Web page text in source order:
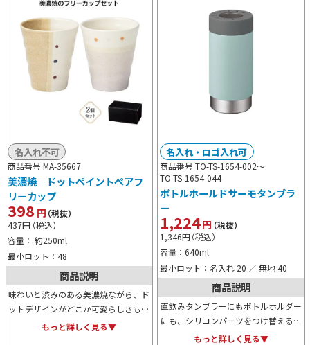
商品番号 MA-35667
美濃焼 ドットペイントペアフ
リーカップ
398 円（税抜）
437円（税込）
容量： 約250ml
最小ロット：48
名入れ不可
商品説明
味わいと渋みのある美濃焼ながら、ド
ットデザインがどこか可愛らしさも感
じさせるフリーカップの2個セットで
もっと詳しく見る▼
商品番号 TO-TS-1654-002～
TO-TS-1654-044
ボトルホールドサーモタンブラ
ー
1,224円（税抜）
1,346円（税込）
容量：640ml
最小ロット：名入れ 20 ／ 無地 40
名入れ・ロゴ入れ可
商品説明
直飲みタンブラーにもボトルホルダー
にも、シリコンパーツをつけ替えるこ
とでなる便利なアイテムです。レッ
もっと詳しく見る▼